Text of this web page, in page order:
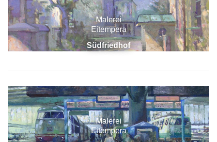
Südfriedhof
Malerei
Eitempera
Malerei
Eitempera